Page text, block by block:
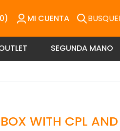
MI CUENTA
SEGUNDA MANO
WITH CPL